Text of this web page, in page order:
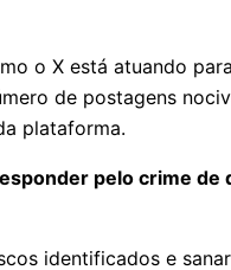
o X está atuando
de postagens
plataforma.
pelo crime de
identificados e